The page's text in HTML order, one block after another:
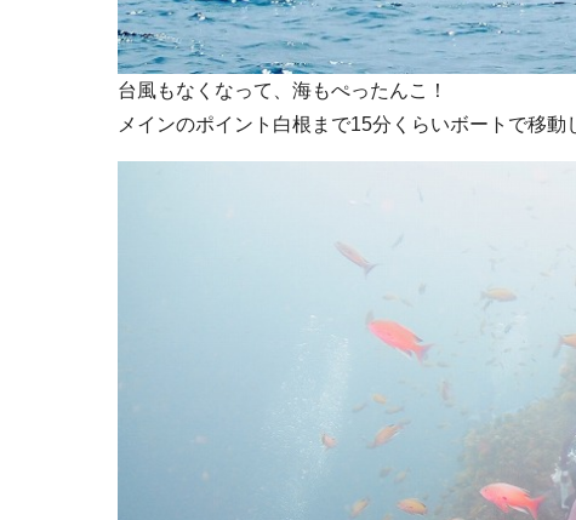
台風もなくなって、海もぺったんこ！
メインのポイント白根まで15分くらいボートで移